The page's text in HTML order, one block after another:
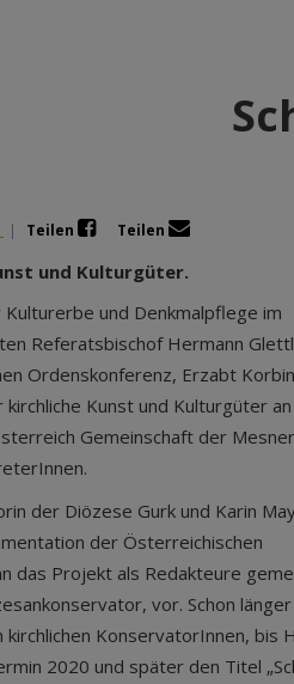
| Teilen Teilen
und Kulturgüter.
und Denkmalpflege im
Referatsbischof Hermann
Ordenskonferenz, Erzabt
Kunst und Kulturgüter
Gemeinschaft der
der Diözese Gurk und Karin
der Österreichischen
das Projekt als Redakteure
vor. Schon länger
KonservatorInnen, bis
2020 und später den Titel